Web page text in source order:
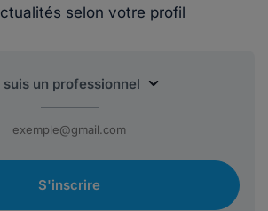
selon votre profil
S'inscrire